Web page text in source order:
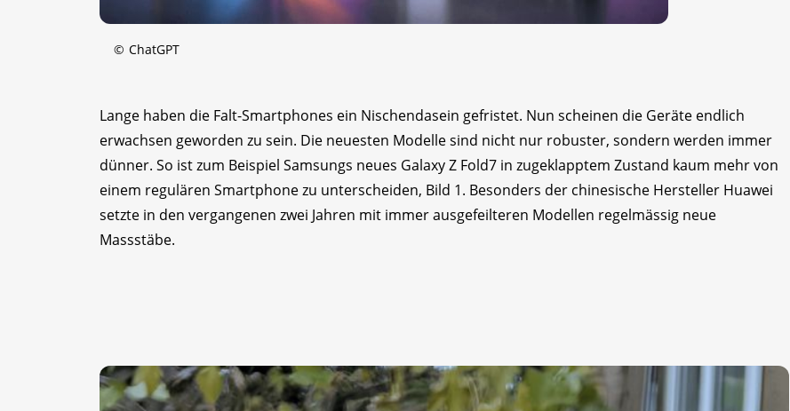
© ChatGPT
Lange haben die Falt-Smartphones ein Nischendasein gefristet. Nun scheinen die Geräte endlich
erwachsen geworden zu sein. Die neuesten Modelle sind nicht nur robuster, sondern werden immer
dünner. So ist zum Beispiel Samsungs neues Galaxy Z Fold7 in zugeklapptem Zustand kaum mehr von
einem regulären Smartphone zu unterscheiden, Bild 1. Besonders der chinesische Hersteller Huawei
setzte in den vergangenen zwei Jahren mit immer ausgefeilteren Modellen regelmässig neue
Massstäbe.